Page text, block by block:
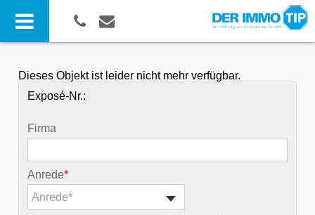
Dieses Objekt ist leider nicht mehr verfügbar.
Exposé-Nr.:
Firma
Anrede*
Anrede*